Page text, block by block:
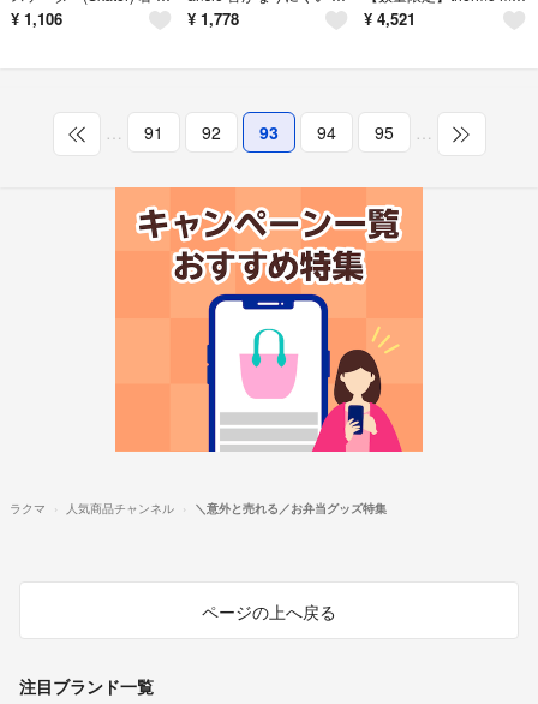
¥ 1,106 ¥ 1,778 ¥ 4,521
91 92 93 94 95
ラクマ 人気商品チャンネル ＼意外と売れる／お弁当グッズ特集
ページの上へ戻る
注目ブランド一覧